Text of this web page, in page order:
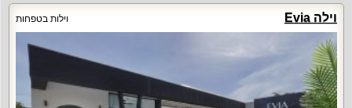
וילה Evia וילות בטפחות